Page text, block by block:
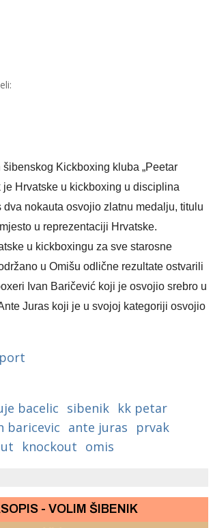
Kickboxing kluba „Peetar
je Hrvatske u kickboxing u disciplina
dva nokauta osvojio zlatnu medalju, titulu
u reprezentaciji Hrvatske.
u kickboxingu za sve starosne
u Omišu odlične rezultate ostvarili
Ivan Baričević koji je osvojio srebro u
Juras koji je u svojoj kategoriji osvojio
bacelic sibenik kk petar
baricevic ante juras
prvak
knockout omis
- VOLIM ŠIBENIK